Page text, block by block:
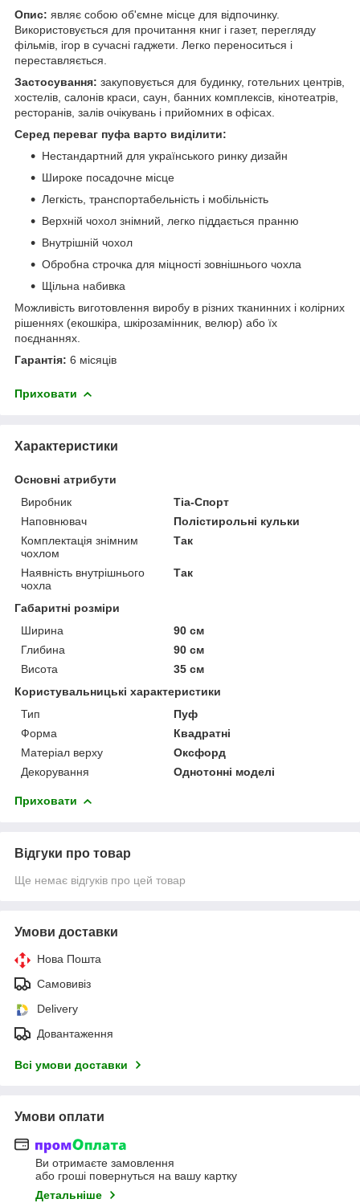
Опис: являє собою об'ємне місце для відпочинку.
Використовується для прочитання книг і газет, перегляду
фільмів, ігор в сучасні гаджети. Легко переноситься і
переставляється.
Застосування: закуповується для будинку, готельних центрів,
хостелів, салонів краси, саун, банних комплексів, кінотеатрів,
ресторанів, залів очікувань і прийомних в офісах.
Серед переваг пуфа варто виділити:
Нестандартний для українського ринку дизайн
Широке посадочне місце
Легкість, транспортабельність і мобільність
Верхній чохол знімний, легко піддається пранню
Внутрішній чохол
Обробна строчка для міцності зовнішнього чохла
Щільна набивка
Можливість виготовлення виробу в різних тканинних і колірних
рішеннях (екошкіра, шкірозамінник, велюр) або їх
поєднаннях.
Гарантія: 6 місяців
Приховати
Характеристики
Основні атрибути
Виробник
Тіа-Спорт
Наповнювач
Полістирольні кульки
Комплектація знімним
чохлом
Так
Наявність внутрішнього
чохла
Так
Габаритні розміри
Ширина
90 см
Глибина
90 см
Висота
35 см
Користувальницькі характеристики
Тип
Пуф
Форма
Квадратні
Матеріал верху
Оксфорд
Декорування
Однотонні моделі
Приховати
Відгуки про товар
Ще немає відгуків про цей товар
Умови доставки
Нова Пошта
Самовивіз
Delivery
Довантаження
Всі умови доставки
Умови оплати
Ви отримаєте замовлення
або гроші повернуться на вашу картку
Детальніше